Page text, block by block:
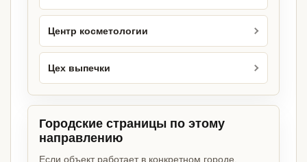
Центр косметологии
Цех выпечки
Городские страницы по этому
направлению
Если объект работает в конкретном городе,